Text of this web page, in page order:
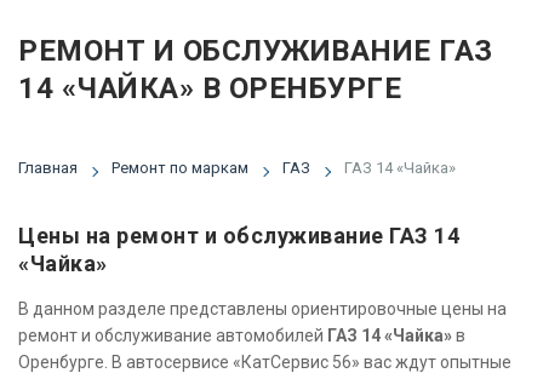
РЕМОНТ И ОБСЛУЖИВАНИЕ ГАЗ
14 «ЧАЙКА» В ОРЕНБУРГЕ
Главная Ремонт по маркам ГАЗ ГАЗ 14 «Чайка»
Цены на ремонт и обслуживание ГАЗ 14
«Чайка»
В данном разделе представлены ориентировочные цены на
ремонт и обслуживание автомобилей ГАЗ 14 «Чайка»в
Оренбурге. В автосервисе «КатСервис 56» вас ждут опытные